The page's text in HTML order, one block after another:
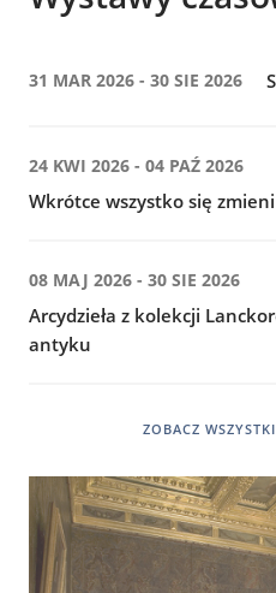
31 MAR 2026 - 30 SIE 2026
24 KWI 2026 - 04 PAŹ 2026
Wkrótce wszystko się zmieni
08 MAJ 2026 - 30 SIE 2026
Arcydzieła z kolekcji
antyku
ZOBACZ